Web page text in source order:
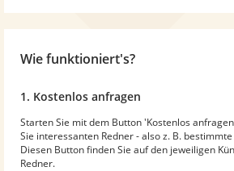
Wie funktioniert's?
1. Kostenlos anfragen
Starten Sie mit dem Button 'Kostenlos
Sie interessanten Redner - also z. B.
Diesen Button finden Sie auf den jeweiligen
Redner.